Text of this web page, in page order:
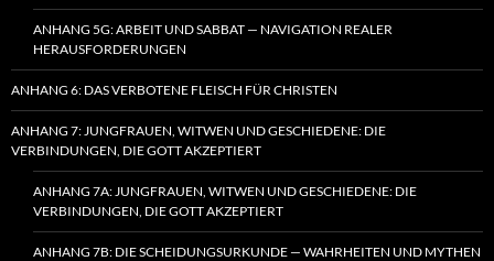
ANHANG 5G: ARBEIT UND SABBAT — NAVIGATION REALER
HERAUSFORDERUNGEN
ANHANG 6: DAS VERBOTENE FLEISCH FÜR CHRISTEN
ANHANG 7: JUNGFRAUEN, WITWEN UND GESCHIEDENE: DIE
VERBINDUNGEN, DIE GOTT AKZEPTIERT
ANHANG 7A: JUNGFRAUEN, WITWEN UND GESCHIEDENE: DIE
VERBINDUNGEN, DIE GOTT AKZEPTIERT
ANHANG 7B: DIE SCHEIDUNGSURKUNDE — WAHRHEITEN UND MYTHEN